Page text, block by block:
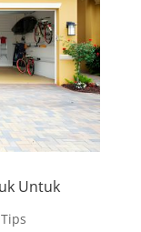
Untuk
Tips